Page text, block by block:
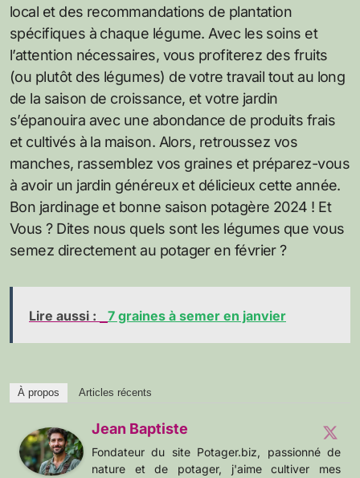
local et des recommandations de plantation
spécifiques à chaque légume. Avec les soins et
l’attention nécessaires, vous profiterez des fruits
(ou plutôt des légumes) de votre travail tout au long
de la saison de croissance, et votre jardin
s’épanouira avec une abondance de produits frais
et cultivés à la maison. Alors, retroussez vos
manches, rassemblez vos graines et préparez-vous
à avoir un jardin généreux et délicieux cette année.
Bon jardinage et bonne saison potagère 2024 ! Et
Vous ? Dites nous quels sont les légumes que vous
semez directement au potager en février ?
Lire aussi : 7 graines à semer en janvier
À propos Articles récents
Jean Baptiste
Fondateur du site Potager.biz, passionné de
nature et de potager, j'aime cultiver mes